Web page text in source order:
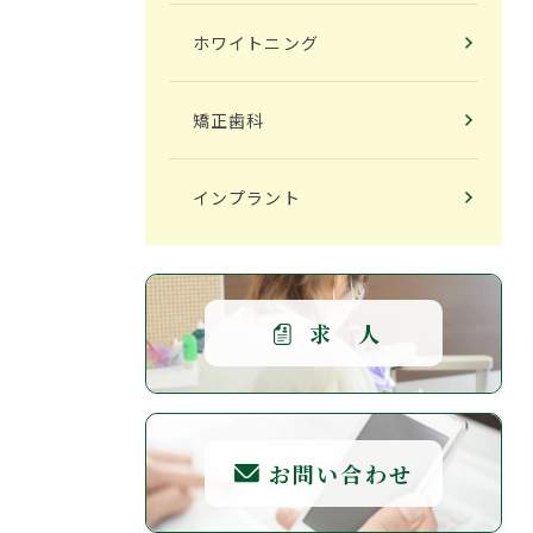
ホワイトニング
矯正歯科
インプラント
求 人
お問い合わせ